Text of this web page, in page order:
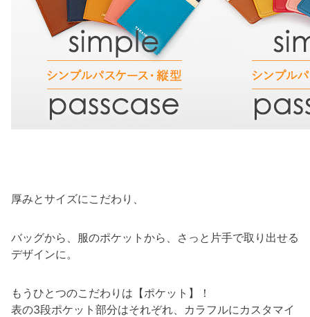
厚みとサイズにこだわり、
バッグから、服のポケットから、さっと片手で取り出せる
デザインに。
もうひとつのこだわりは【ポケット】！
表の3段ポケット部分はそれぞれ、カラフルにカスタマイ